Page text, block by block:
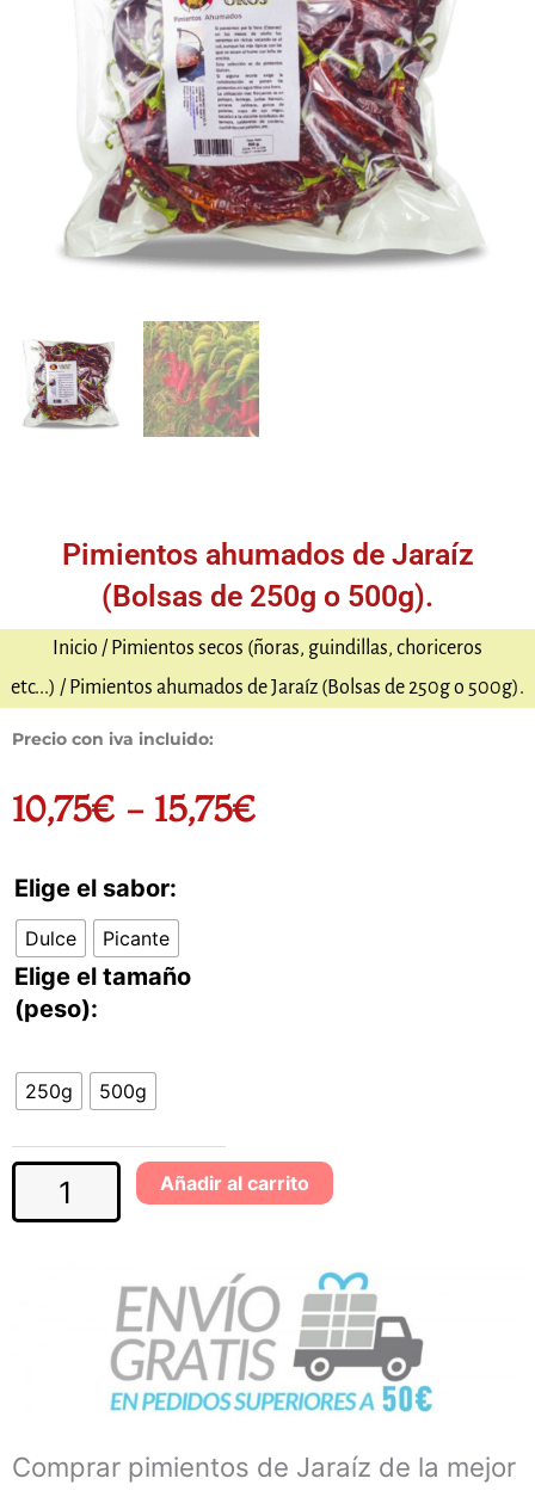
Pimientos ahumados de Jaraíz
(Bolsas de 250g o 500g).
Inicio / Pimientos secos (ñoras, guindillas, choriceros
etc...) / Pimientos ahumados de Jaraíz (Bolsas de 250g o 500g).
Precio con iva incluido:
10,75€ - 15,75€
hasta
Elige el sabor:
Dulce Picante
Elige el tamaño
(peso):
250g 500g
Pimientos
ahumados
de
Jaraíz
(Bolsas
Añadir al carrito
Comprar pimientos de Jaraíz de la mejor